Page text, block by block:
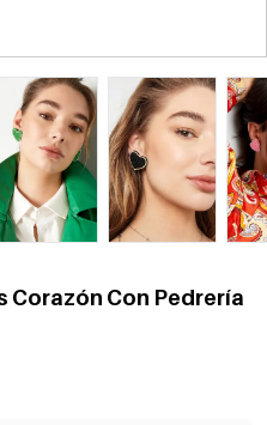
Corazón Con Pedrería